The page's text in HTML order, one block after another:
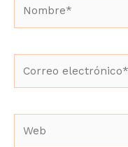
Nombre*
Correo
Web